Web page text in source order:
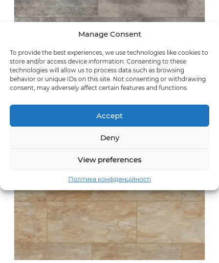
Manage Consent
To provide the best experiences, we use technologies like cookies to
store and/or access device information. Consenting to these
technologies will allow us to process data such as browsing
behavior or unique IDs on this site. Not consenting or withdrawing
consent, may adversely affect certain features and functions.
Accept
Deny
View preferences
Політика конфіденційності
синхронна